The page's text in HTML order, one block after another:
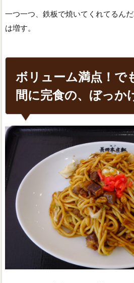
一つ一つ、鉄板で焼いてくれてるん
は増す。
ボリューム満点！で
間に完食の、ぼっか